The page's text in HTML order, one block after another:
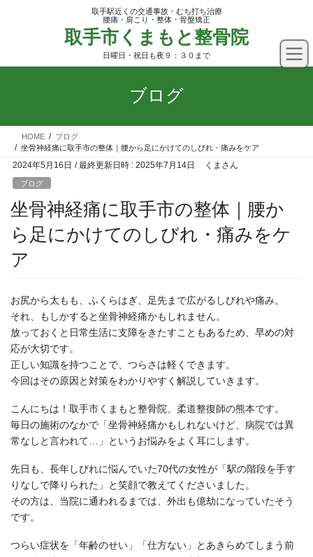
ツ
ッ
シ
移
取手駅近くの交通事故・むち打ち治療
腰痛・肩こり・整体・骨盤矯正
取手市くまもと整骨院
日曜日・祝日も夜９：３０まで
ブログ
HOME
ブログ
坐骨神経痛に取手市の整体｜腰から足にかけてのしびれ・痛みをケア
2024年5月16日 / 最終更新日時 : 2025年7月14日 くまさん
ブログ
坐骨神経痛に取手市の整体｜腰か
ら足にかけてのしびれ・痛みをケ
ア
お尻から太もも、ふくらはぎ、足先まで広がるしびれや痛み。
それ、もしかすると坐骨神経痛かもしれません。
放っておくと日常生活に支障をきたすこともあるため、早めの対
応が大切です。
正しい知識を持つことで、つらさは軽くできます。
今回はその原因と対策をわかりやすく解説していきます。
こんにちは！取手市くまもと整骨院、柔道整復師の熊本です。
毎日の施術のなかで「坐骨神経痛かもしれないけど、病院では異
常なしと言われて…」というお悩みをよく耳にします。
先日も、長年しびれに悩んでいた70代の女性が「駅の階段を手す
りなしで降りられた」と笑顔で教えてくださいました。
その方は、当院に通われるまでは、外出も億劫になっていたそう
です。
つらい症状を「年齢のせい」「仕方ない」とあきらめてしまう前